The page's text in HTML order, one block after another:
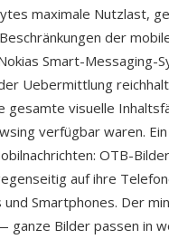
maximale Nutzlast,
der
Smart-Messaging-
Uebermittlung
visuelle
verfügbar waren.
OTB-
auf ihre
Smartphones. Der
Bilder passen in